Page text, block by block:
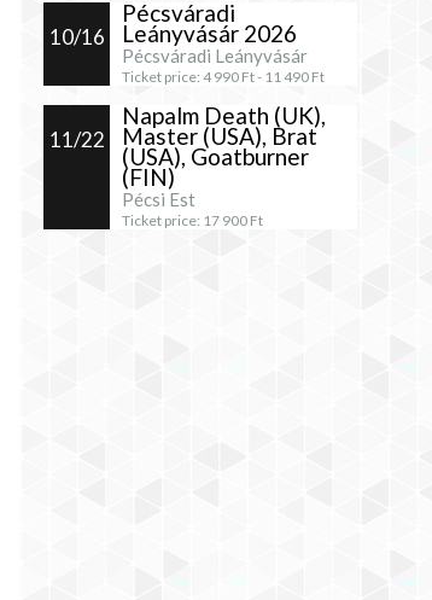
10/16
Pécsváradi
Leányvásár 2026
Pécsváradi Leányvásár
Ticket price: 4 990 Ft - 11 490 Ft
11/22
Napalm Death (UK),
Master (USA), Brat
(USA), Goatburner
(FIN)
Pécsi Est
Ticket price: 17 900 Ft